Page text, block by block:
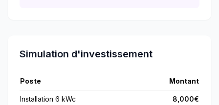
Simulation d'investissement
Poste Montant
Installation 6 kWc 8,000€